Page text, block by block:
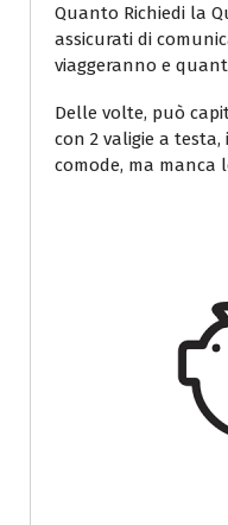
Quanto Richiedi la
assicurati di
viaggeranno e
Delle volte, può
con 2 valigie a
comode, ma manca